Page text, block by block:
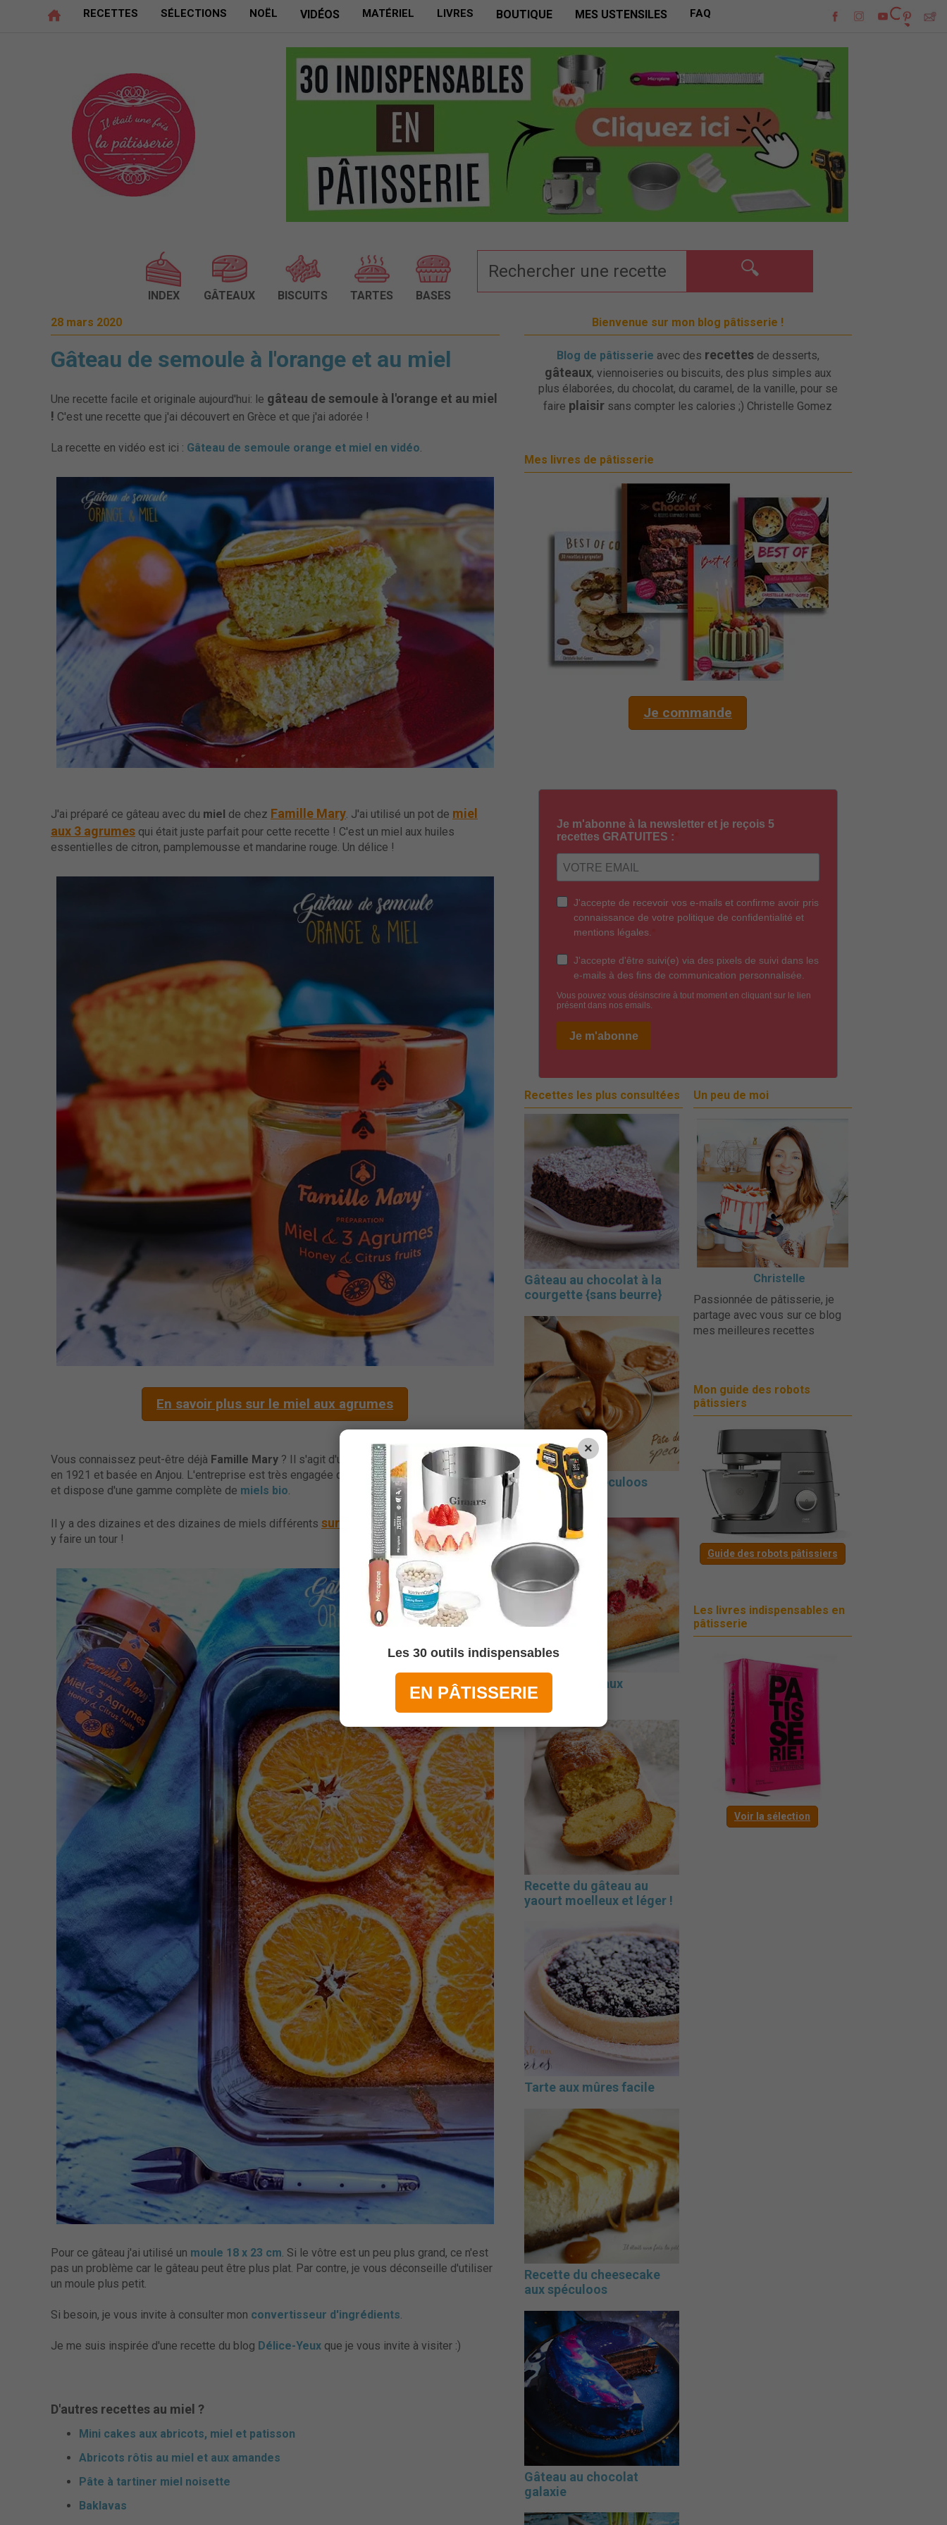
RECETTES SÉLECTIONS NOËL VIDÉOS MATÉRIEL LIVRES BOUTIQUE MES USTENSILES FAQ
INDEX GÂTEAUX BISCUITS TARTES BASES
🔍
28 mars 2020
Gâteau de semoule à l'orange et au miel
Une recette facile et originale aujourd'hui: le gâteau de semoule à l'orange et au miel
! C'est une recette que j'ai découvert en Grèce et que j'ai adorée !
La recette en vidéo est ici : Gâteau de semoule orange et miel en vidéo.
J'ai préparé ce gâteau avec du miel de chez Famille Mary. J'ai utilisé un pot de miel
aux 3 agrumes qui était juste parfait pour cette recette ! C'est un miel aux huiles
essentielles de citron, pamplemousse et mandarine rouge. Un délice !
En savoir plus sur le miel aux agrumes
Vous connaissez peut-être déjà Famille Mary ? Il s'agit d'une entreprise française créée
en 1921 et basée en Anjou. L'entreprise est très engagée dans le développement durable
et dispose d'une gamme complète de miels bio.
Il y a des dizaines et des dizaines de miels différents sur leur site , n'hésitez pas à aller
y faire un tour !
Pour ce gâteau j'ai utilisé un moule 18 x 23 cm. Si le vôtre est un peu plus grand, ce n'est
pas un problème car le gâteau peut être plus plat. Par contre, je vous déconseille d'utiliser
un moule plus petit.
Si besoin, je vous invite à consulter mon convertisseur d'ingrédients.
Je me suis inspirée d'une recette du blog Délice-Yeux que je vous invite à visiter :)
D'autres recettes au miel ?
Mini cakes aux abricots, miel et patisson
Abricots rôtis au miel et aux amandes
Pâte à tartiner miel noisette
Baklavas
Bienvenue sur mon blog pâtisserie !
Blog de pâtisserie avec des recettes de desserts,
gâteaux, viennoiseries ou biscuits, des plus simples aux
plus élaborées, du chocolat, du caramel, de la vanille, pour se
faire plaisir sans compter les calories ;) Christelle Gomez
Mes livres de pâtisserie
Je commande
Recettes les plus consultées
Gâteau au chocolat à la
courgette {sans beurre}
La pâte de spéculoos
maison
Gâteau léger aux
framboises
Recette du gâteau au
yaourt moelleux et léger !
Tarte aux mûres facile
Recette du cheesecake
aux spéculoos
Gâteau au chocolat
galaxie
Un peu de moi
Christelle
Passionnée de pâtisserie, je
partage avec vous sur ce blog
mes meilleures recettes
Mon guide des robots
pâtissiers
Guide des robots pâtissiers
Les livres indispensables en
pâtisserie
Voir la sélection
×
Les 30 outils indispensables
EN PÂTISSERIE